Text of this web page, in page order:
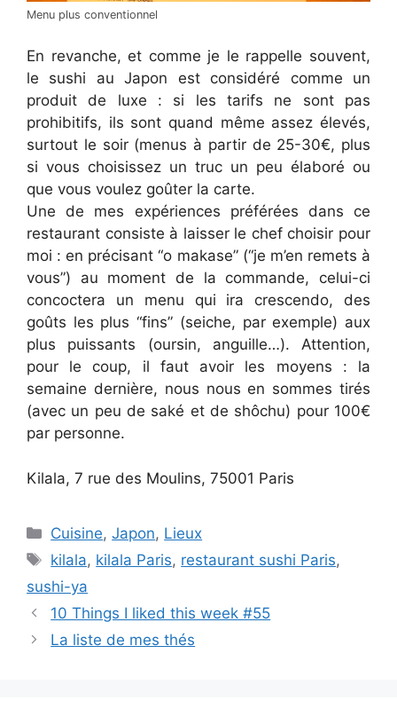
Menu plus conventionnel
En revanche, et comme je le rappelle souvent,
le sushi au Japon est considéré comme un
produit de luxe : si les tarifs ne sont pas
prohibitifs, ils sont quand même assez élevés,
surtout le soir (menus à partir de 25-30€, plus
si vous choisissez un truc un peu élaboré ou
que vous voulez goûter la carte.
Une de mes expériences préférées dans ce
restaurant consiste à laisser le chef choisir pour
moi : en précisant “o makase” (“je m’en remets à
vous”) au moment de la commande, celui-ci
concoctera un menu qui ira crescendo, des
goûts les plus “fins” (seiche, par exemple) aux
plus puissants (oursin, anguille…). Attention,
pour le coup, il faut avoir les moyens : la
semaine dernière, nous nous en sommes tirés
(avec un peu de saké et de shôchu) pour 100€
par personne.
Kilala, 7 rue des Moulins, 75001 Paris
Categories
Cuisine,Japon, Lieux
Tags
kilala, kilala Paris, restaurant sushi Paris,
sushi-ya
10 Things I liked this week #55
La liste de mes thés